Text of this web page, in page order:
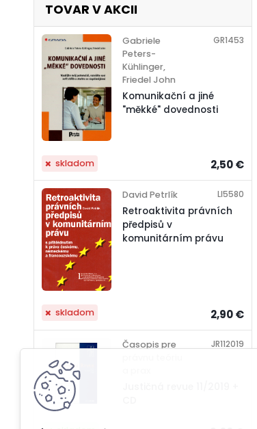
TOVAR V AKCII
Komunikační a jiné
"měkké" dovednosti
Gabriele
Peters-
Kühlinger,
Friedel John
GR1453
2,50 €
skladom
Retroaktivita právních
předpisů v
komunitárním právu
David Petrlík LI5580
2,90 €
skladom
Časopis pre
JR112019